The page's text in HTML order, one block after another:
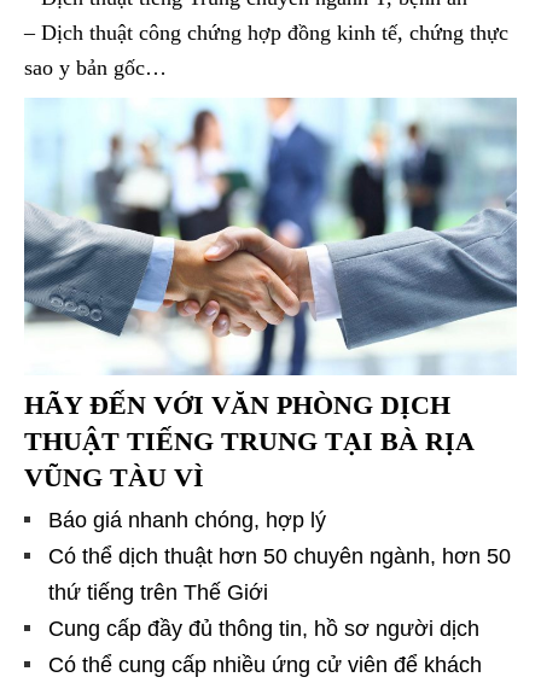
– Dịch thuật công chứng hợp đồng kinh tế, chứng thực
sao y bản gốc…
HÃY ĐẾN VỚI VĂN PHÒNG DỊCH
THUẬT TIẾNG TRUNG TẠI BÀ RỊA
VŨNG TÀU VÌ
Báo giá nhanh chóng, hợp lý
Có thể dịch thuật hơn 50 chuyên ngành, hơn 50
thứ tiếng trên Thế Giới
Cung cấp đầy đủ thông tin, hồ sơ người dịch
Có thể cung cấp nhiều ứng cử viên để khách